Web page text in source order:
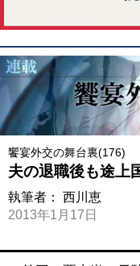
饗宴外交の舞台裏(176)
夫の退職後も途上
執筆者： 西川恵
2013年1月17日